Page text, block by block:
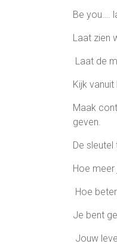
Be you….
Laat zien
Laat de
Kijk
Maak
geven.
De
Hoe
Hoe
Je bent
Jouw